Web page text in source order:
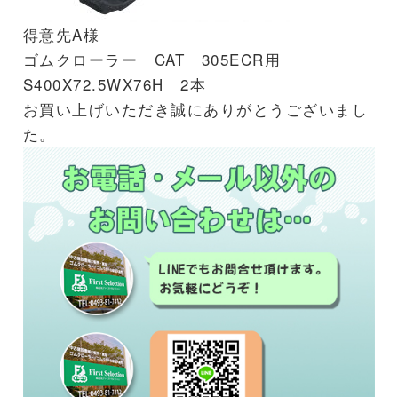
得意先A様
ゴムクローラー CAT 305ECR用
S400X72.5WX76H 2本
お買い上げいただき誠にありがとうございまし
た。